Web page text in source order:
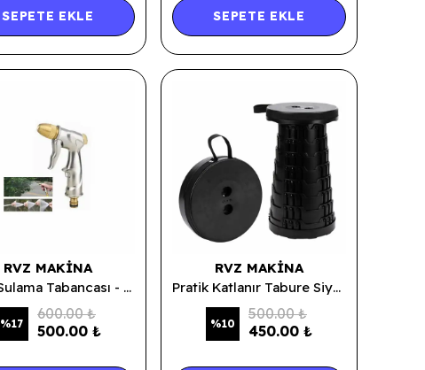
SEPETE EKLE SEPETE EKLE
RVZ MAKINA
Çelik Sulama Tabancası - Ucu Ayarlanabilir
%17
600.00 ₺
500.00 ₺
RVZ MAKINA
Pratik Katlanır Tabure Siyah
%10
500.00 ₺
450.00 ₺